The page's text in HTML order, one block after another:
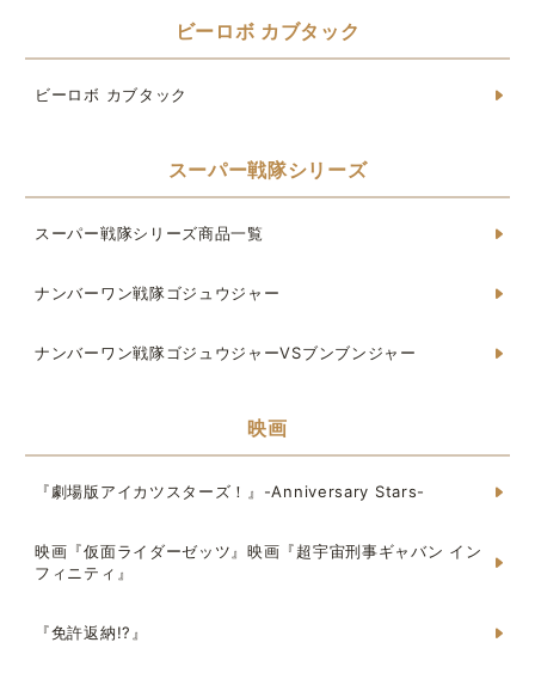
ビーロボ カブタック
ビーロボ カブタック
スーパー戦隊シリーズ
スーパー戦隊シリーズ商品一覧
ナンバーワン戦隊ゴジュウジャー
ナンバーワン戦隊ゴジュウジャーVSブンブンジャー
映画
『劇場版アイカツスターズ！』-Anniversary Stars-
映画『仮面ライダーゼッツ』映画『超宇宙刑事ギャバン イン
フィニティ』
『免許返納!?』